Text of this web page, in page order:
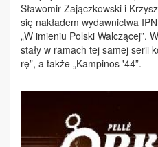
Sła­wo­mir Za­jącz­kow­ski i
się na­kła­dem wy­daw­nic­twa
„W imie­niu Pol­ski Wal­czą­cej”.
sta­ły w ra­mach tej sa­mej se­rii
rę”, a tak­że „Kam­pi­nos '44”.